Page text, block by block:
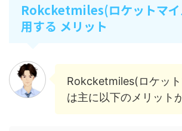
Rokcketmiles(ロケットマイ
用する メリット
Rokcketmiles(ロケッ
は主に以下のメリット